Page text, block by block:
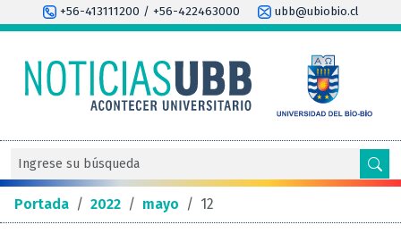
+56-413111200 / +56-422463000 ubb@ubiobio.cl
Portada / 2022 / mayo / 12